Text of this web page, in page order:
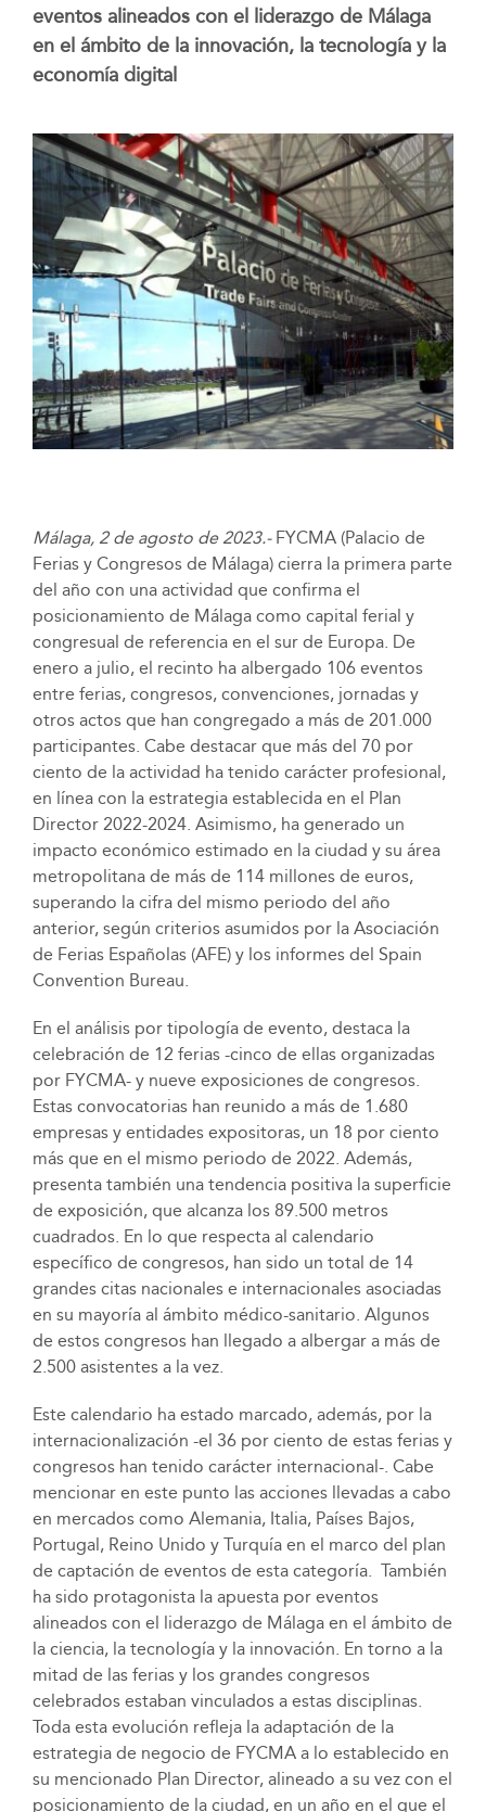
eventos alineados con el liderazgo de Málaga
en el ámbito de la innovación, la tecnología y la
economía digital
Málaga, 2 de agosto de 2023.-FYCMA (Palacio de
Ferias y Congresos de Málaga) cierra la primera parte
del año con una actividad que confirma el
posicionamiento de Málaga como capital ferial y
congresual de referencia en el sur de Europa. De
enero a julio, el recinto ha albergado 106 eventos
entre ferias, congresos, convenciones, jornadas y
otros actos que han congregado a más de 201.000
participantes. Cabe destacar que más del 70 por
ciento de la actividad ha tenido carácter profesional,
en línea con la estrategia establecida en el Plan
Director 2022-2024. Asimismo, ha generado un
impacto económico estimado en la ciudad y su área
metropolitana de más de 114 millones de euros,
superando la cifra del mismo periodo del año
anterior, según criterios asumidos por la Asociación
de Ferias Españolas (AFE) y los informes del Spain
Convention Bureau.
En el análisis por tipología de evento, destaca la
celebración de 12 ferias -cinco de ellas organizadas
por FYCMA- y nueve exposiciones de congresos.
Estas convocatorias han reunido a más de 1.680
empresas y entidades expositoras, un 18 por ciento
más que en el mismo periodo de 2022. Además,
presenta también una tendencia positiva la superficie
de exposición, que alcanza los 89.500 metros
cuadrados. En lo que respecta al calendario
específico de congresos, han sido un total de 14
grandes citas nacionales e internacionales asociadas
en su mayoría al ámbito médico-sanitario. Algunos
de estos congresos han llegado a albergar a más de
2.500 asistentes a la vez.
Este calendario ha estado marcado, además, por la
internacionalización -el 36 por ciento de estas ferias y
congresos han tenido carácter internacional-. Cabe
mencionar en este punto las acciones llevadas a cabo
en mercados como Alemania, Italia, Países Bajos,
Portugal, Reino Unido y Turquía en el marco del plan
de captación de eventos de esta categoría. También
ha sido protagonista la apuesta por eventos
alineados con el liderazgo de Málaga en el ámbito de
la ciencia, la tecnología y la innovación. En torno a la
mitad de las ferias y los grandes congresos
celebrados estaban vinculados a estas disciplinas.
Toda esta evolución refleja la adaptación de la
estrategia de negocio de FYCMA a lo establecido en
su mencionado Plan Director, alineado a su vez con el
posicionamiento de la ciudad, en un año en el que el